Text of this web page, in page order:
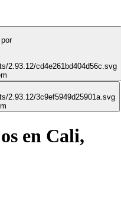
en Cali,